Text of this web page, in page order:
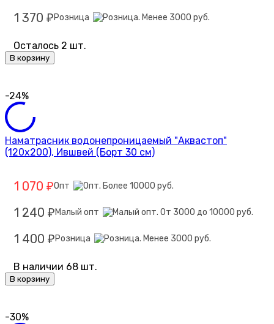
1 370 ₽ Розница
Осталось 2 шт.
В корзину
-24%
Наматрасник водонепроницаемый "Аквастоп"
(120х200), Ившвей (Борт 30 см)
1 070 ₽Опт
1 240 ₽ Малый опт
1 400 ₽ Розница
В наличии 68 шт.
В корзину
-30%